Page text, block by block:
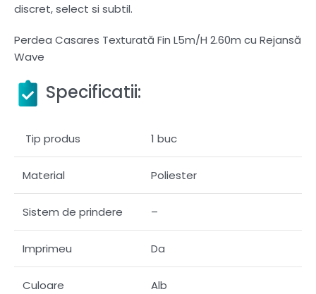
discret, select si subtil.
Perdea Casares Texturată Fin L5m/H 2.60m cu Rejansă
Wave
Specificatii:
Tip produs 1 buc
Material Poliester
Sistem de prindere –
Imprimeu Da
Culoare Alb